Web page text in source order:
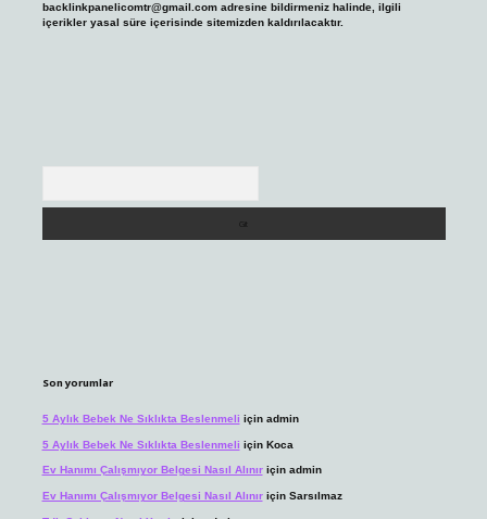
backlinkpanelicomtr@gmail.comadresine bildirmeniz halinde, ilgili
içerikler yasal süre içerisinde sitemizden kaldırılacaktır.
Son yorumlar
5 Aylık Bebek Ne Sıklıkta Beslenmeli için admin
5 Aylık Bebek Ne Sıklıkta Beslenmeli için Koca
Ev Hanımı Çalışmıyor Belgesi Nasıl Alınıriçin admin
Ev Hanımı Çalışmıyor Belgesi Nasıl Alınıriçin Sarsılmaz